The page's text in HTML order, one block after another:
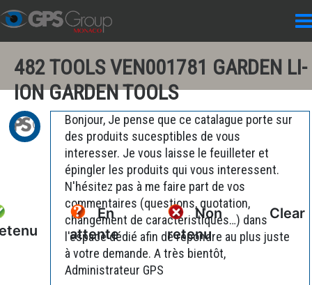
482 TOOLS VEN001781 GARDEN LI-
ION GARDEN TOOLS
En
attente
Non
retenu
Clear
Bonjour, Je pense que ce catalague porte sur
des produits sucesptibles de vous
interesser. Je vous laisse le feuilleter et
épingler les produits qui vous interessent.
N'hésitez pas à me faire part de vos
commentaires (questions, quotation,
changement de caractéristiques…) dans
l'espace dédié afin de répondre au plus juste
à votre demande. A très bientôt,
Administrateur GPS